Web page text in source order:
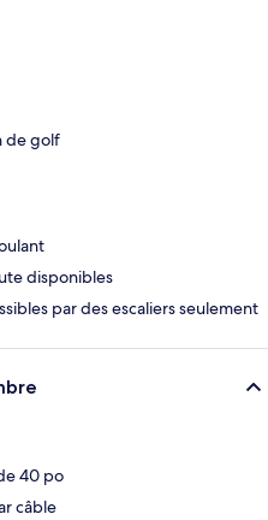
de golf
disponibles
par des escaliers seulement
40 po
câble